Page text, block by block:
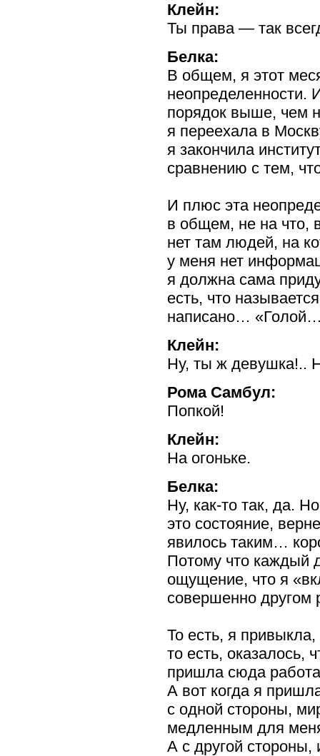
Клейн:
Ты права — так
Белка:
В общем, я этот
неопределенности.
порядок выше, чем
я переехала в
я закончила
сравнению с тем,
И плюс эта
в общем, не на что,
нет там людей, на
у меня нет
я должна сама
есть, что
написано…
Клейн:
Ну, ты ж девушка!..
Рома Самбул:
Попкой!
Клейн:
На огоньке.
Белка:
Ну, как-то так, да.
это состояние,
явилось таким…
Потому что каждый
ощущение, что я
совершенно
То есть, я
то есть, оказалось,
пришла сюда
А вот когда я
с одной стороны,
медленным для
А с другой